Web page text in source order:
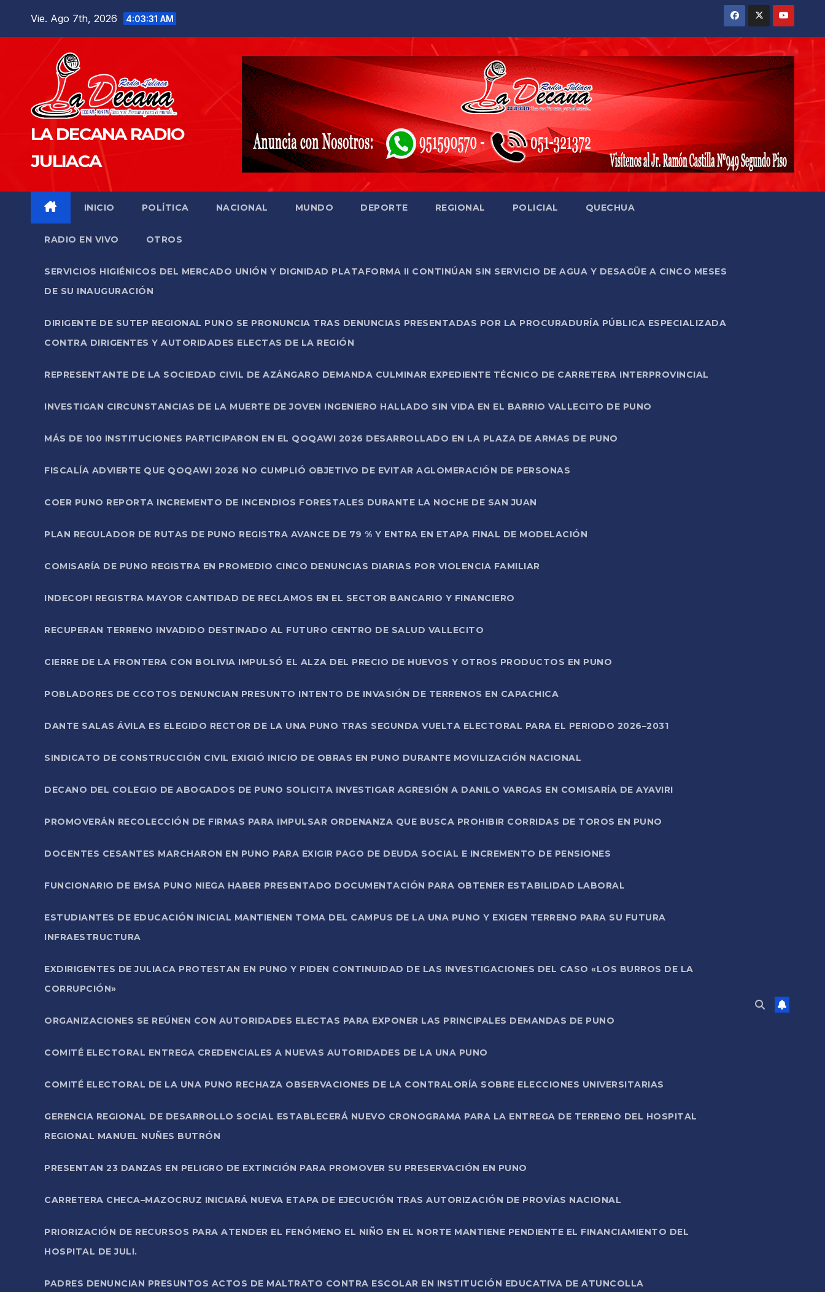
Vie. Ago 7th, 2026 4:03:33 AM
LA DECANA RADIO
JULIACA
INICIO POLÍTICA NACIONAL MUNDO DEPORTE REGIONAL POLICIAL QUECHUA
RADIO EN VIVO OTROS
SERVICIOS HIGIÉNICOS DEL MERCADO UNIÓN Y DIGNIDAD PLATAFORMA II CONTINÚAN SIN SERVICIO DE AGUA Y DESAGÜE A CINCO MESES
DE SU INAUGURACIÓN
DIRIGENTE DE SUTEP REGIONAL PUNO SE PRONUNCIA TRAS DENUNCIAS PRESENTADAS POR LA PROCURADURÍA PÚBLICA ESPECIALIZADA
CONTRA DIRIGENTES Y AUTORIDADES ELECTAS DE LA REGIÓN
REPRESENTANTE DE LA SOCIEDAD CIVIL DE AZÁNGARO DEMANDA CULMINAR EXPEDIENTE TÉCNICO DE CARRETERA INTERPROVINCIAL
INVESTIGAN CIRCUNSTANCIAS DE LA MUERTE DE JOVEN INGENIERO HALLADO SIN VIDA EN EL BARRIO VALLECITO DE PUNO
MÁS DE 100 INSTITUCIONES PARTICIPARON EN EL QOQAWI 2026 DESARROLLADO EN LA PLAZA DE ARMAS DE PUNO
FISCALÍA ADVIERTE QUE QOQAWI 2026 NO CUMPLIÓ OBJETIVO DE EVITAR AGLOMERACIÓN DE PERSONAS
COER PUNO REPORTA INCREMENTO DE INCENDIOS FORESTALES DURANTE LA NOCHE DE SAN JUAN
PLAN REGULADOR DE RUTAS DE PUNO REGISTRA AVANCE DE 79 % Y ENTRA EN ETAPA FINAL DE MODELACIÓN
COMISARÍA DE PUNO REGISTRA EN PROMEDIO CINCO DENUNCIAS DIARIAS POR VIOLENCIA FAMILIAR
INDECOPI REGISTRA MAYOR CANTIDAD DE RECLAMOS EN EL SECTOR BANCARIO Y FINANCIERO
RECUPERAN TERRENO INVADIDO DESTINADO AL FUTURO CENTRO DE SALUD VALLECITO
CIERRE DE LA FRONTERA CON BOLIVIA IMPULSÓ EL ALZA DEL PRECIO DE HUEVOS Y OTROS PRODUCTOS EN PUNO
POBLADORES DE CCOTOS DENUNCIAN PRESUNTO INTENTO DE INVASIÓN DE TERRENOS EN CAPACHICA
DANTE SALAS ÁVILA ES ELEGIDO RECTOR DE LA UNA PUNO TRAS SEGUNDA VUELTA ELECTORAL PARA EL PERIODO 2026–2031
SINDICATO DE CONSTRUCCIÓN CIVIL EXIGIÓ INICIO DE OBRAS EN PUNO DURANTE MOVILIZACIÓN NACIONAL
DECANO DEL COLEGIO DE ABOGADOS DE PUNO SOLICITA INVESTIGAR AGRESIÓN A DANILO VARGAS EN COMISARÍA DE AYAVIRI
PROMOVERÁN RECOLECCIÓN DE FIRMAS PARA IMPULSAR ORDENANZA QUE BUSCA PROHIBIR CORRIDAS DE TOROS EN PUNO
DOCENTES CESANTES MARCHARON EN PUNO PARA EXIGIR PAGO DE DEUDA SOCIAL E INCREMENTO DE PENSIONES
FUNCIONARIO DE EMSA PUNO NIEGA HABER PRESENTADO DOCUMENTACIÓN PARA OBTENER ESTABILIDAD LABORAL
ESTUDIANTES DE EDUCACIÓN INICIAL MANTIENEN TOMA DEL CAMPUS DE LA UNA PUNO Y EXIGEN TERRENO PARA SU FUTURA
INFRAESTRUCTURA
EXDIRIGENTES DE JULIACA PROTESTAN EN PUNO Y PIDEN CONTINUIDAD DE LAS INVESTIGACIONES DEL CASO «LOS BURROS DE LA
CORRUPCIÓN»
ORGANIZACIONES SE REÚNEN CON AUTORIDADES ELECTAS PARA EXPONER LAS PRINCIPALES DEMANDAS DE PUNO
COMITÉ ELECTORAL ENTREGA CREDENCIALES A NUEVAS AUTORIDADES DE LA UNA PUNO
COMITÉ ELECTORAL DE LA UNA PUNO RECHAZA OBSERVACIONES DE LA CONTRALORÍA SOBRE ELECCIONES UNIVERSITARIAS
GERENCIA REGIONAL DE DESARROLLO SOCIAL ESTABLECERÁ NUEVO CRONOGRAMA PARA LA ENTREGA DE TERRENO DEL HOSPITAL
REGIONAL MANUEL NUÑES BUTRÓN
PRESENTAN 23 DANZAS EN PELIGRO DE EXTINCIÓN PARA PROMOVER SU PRESERVACIÓN EN PUNO
CARRETERA CHECA–MAZOCRUZ INICIARÁ NUEVA ETAPA DE EJECUCIÓN TRAS AUTORIZACIÓN DE PROVÍAS NACIONAL
PRIORIZACIÓN DE RECURSOS PARA ATENDER EL FENÓMENO EL NIÑO EN EL NORTE MANTIENE PENDIENTE EL FINANCIAMIENTO DEL
HOSPITAL DE JULI.
PADRES DENUNCIAN PRESUNTOS ACTOS DE MALTRATO CONTRA ESCOLAR EN INSTITUCIÓN EDUCATIVA DE ATUNCOLLA